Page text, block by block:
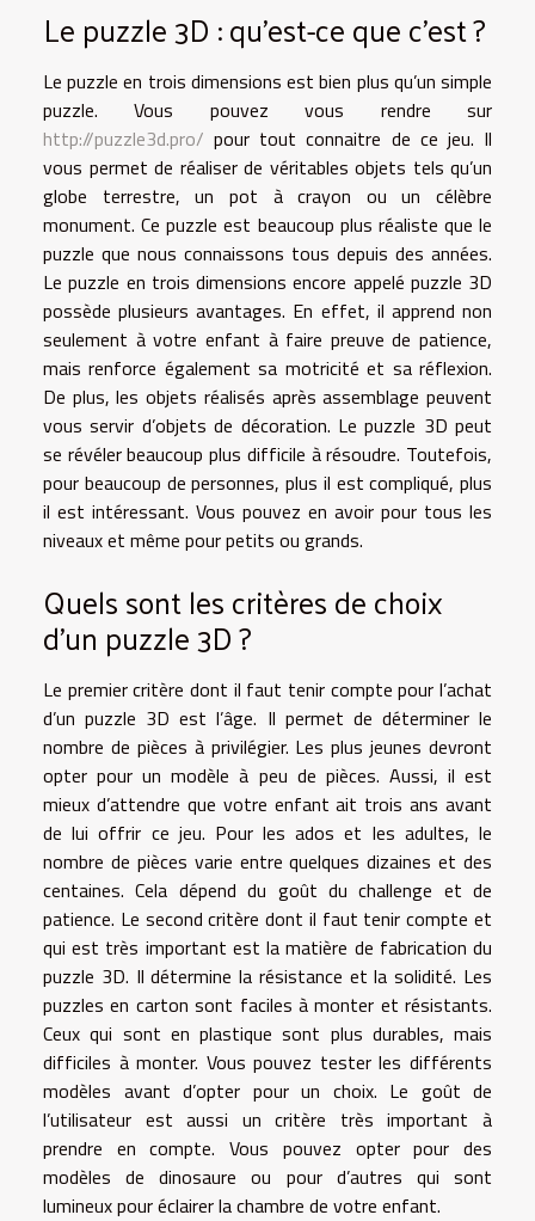
Le puzzle 3D : qu’est-ce que c’est ?
Le puzzle en trois dimensions est bien plus qu’un simple
puzzle. Vous pouvez vous rendre sur
http://puzzle3d.pro/ pour tout connaitre de ce jeu. Il
vous permet de réaliser de véritables objets tels qu’un
globe terrestre, un pot à crayon ou un célèbre
monument. Ce puzzle est beaucoup plus réaliste que le
puzzle que nous connaissons tous depuis des années.
Le puzzle en trois dimensions encore appelé puzzle 3D
possède plusieurs avantages. En effet, il apprend non
seulement à votre enfant à faire preuve de patience,
mais renforce également sa motricité et sa réflexion.
De plus, les objets réalisés après assemblage peuvent
vous servir d’objets de décoration. Le puzzle 3D peut
se révéler beaucoup plus difficile à résoudre. Toutefois,
pour beaucoup de personnes, plus il est compliqué, plus
il est intéressant. Vous pouvez en avoir pour tous les
niveaux et même pour petits ou grands.
Quels sont les critères de choix
d’un puzzle 3D ?
Le premier critère dont il faut tenir compte pour l’achat
d’un puzzle 3D est l’âge. Il permet de déterminer le
nombre de pièces à privilégier. Les plus jeunes devront
opter pour un modèle à peu de pièces. Aussi, il est
mieux d’attendre que votre enfant ait trois ans avant
de lui offrir ce jeu. Pour les ados et les adultes, le
nombre de pièces varie entre quelques dizaines et des
centaines. Cela dépend du goût du challenge et de
patience. Le second critère dont il faut tenir compte et
qui est très important est la matière de fabrication du
puzzle 3D. Il détermine la résistance et la solidité. Les
puzzles en carton sont faciles à monter et résistants.
Ceux qui sont en plastique sont plus durables, mais
difficiles à monter. Vous pouvez tester les différents
modèles avant d’opter pour un choix. Le goût de
l’utilisateur est aussi un critère très important à
prendre en compte. Vous pouvez opter pour des
modèles de dinosaure ou pour d’autres qui sont
lumineux pour éclairer la chambre de votre enfant.